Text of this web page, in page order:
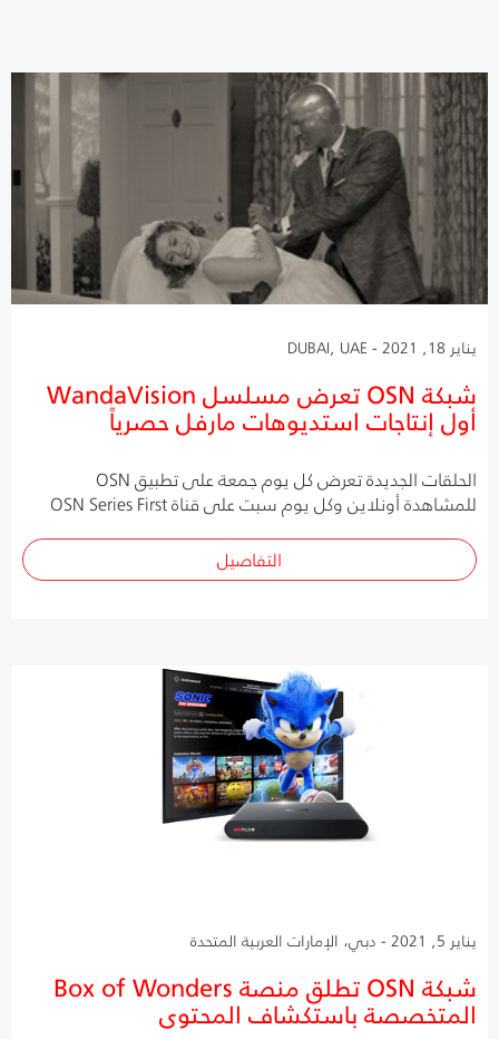
يناير 18, 2021 - DUBAI, UAE
شبكة OSN تعرض مسلسل WandaVision
أول إنتاجات استديوهات مارفل حصرياً
الحلقات الجديدة تعرض كل يوم جمعة على تطبيق OSN
للمشاهدة أونلاين وكل يوم سبت على قناة OSN Series First
التفاصيل
يناير 5, 2021 - دبي، الإمارات العربية المتحدة
شبكة OSN تطلق منصة Box of Wonders
المتخصصة باستكشاف المحتوى